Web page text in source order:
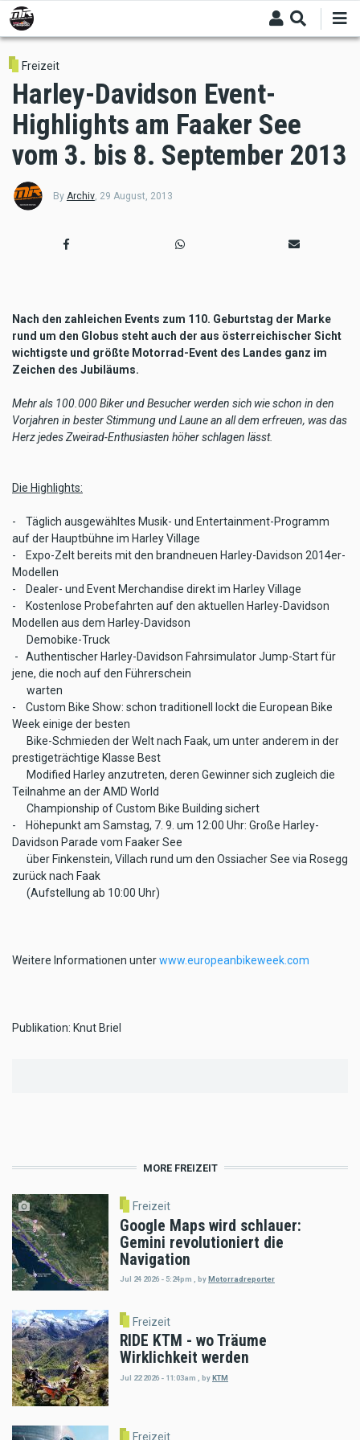
Skip
to
main
content
Freizeit
Harley-Davidson Event-
Highlights am Faaker See
vom 3. bis 8. September 2013
By Archiv, 29 August, 2013
Nach den zahleichen Events zum 110. Geburtstag der Marke
rund um den Globus steht auch der aus österreichischer Sicht
wichtigste und größte Motorrad-Event des Landes ganz im
Zeichen des Jubiläums.
Mehr als 100.000 Biker und Besucher werden sich wie schon in den
Vorjahren in bester Stimmung und Laune an all dem erfreuen, was das
Herz jedes Zweirad-Enthusiasten höher schlagen lässt.
Die Highlights:
- Täglich ausgewähltes Musik- und Entertainment-Programm
auf der Hauptbühne im Harley Village
- Expo-Zelt bereits mit den brandneuen Harley-Davidson 2014er-
Modellen
- Dealer- und Event Merchandise direkt im Harley Village
- Kostenlose Probefahrten auf den aktuellen Harley-Davidson
Modellen aus dem Harley-Davidson
Demobike-Truck
- Authentischer Harley-Davidson Fahrsimulator Jump-Start für
jene, die noch auf den Führerschein
warten
- Custom Bike Show: schon traditionell lockt die European Bike
Week einige der besten
Bike-Schmieden der Welt nach Faak, um unter anderem in der
prestigeträchtige Klasse Best
Modified Harley anzutreten, deren Gewinner sich zugleich die
Teilnahme an der AMD World
Championship of Custom Bike Building sichert
- Höhepunkt am Samstag, 7. 9. um 12:00 Uhr: Große Harley-
Davidson Parade vom Faaker See
über Finkenstein, Villach rund um den Ossiacher See via Rosegg
zurück nach Faak
(Aufstellung ab 10:00 Uhr)
Weitere Informationen unterwww.europeanbikeweek.com
Publikation: Knut Briel
MORE FREIZEIT
Freizeit
Google Maps wird schlauer:
Gemini revolutioniert die
Navigation
Jul 24 2026 - 5:24pm byMotorradreporter
Freizeit
RIDE KTM - wo Träume
Wirklichkeit werden
Jul 22 2026 - 11:03am byKTM
Freizeit